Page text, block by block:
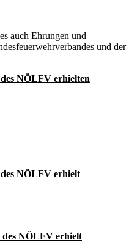
auch Ehrungen und
und der
NÖLFV erhielten
des NÖLFV erhielt
des NÖLFV erhielt